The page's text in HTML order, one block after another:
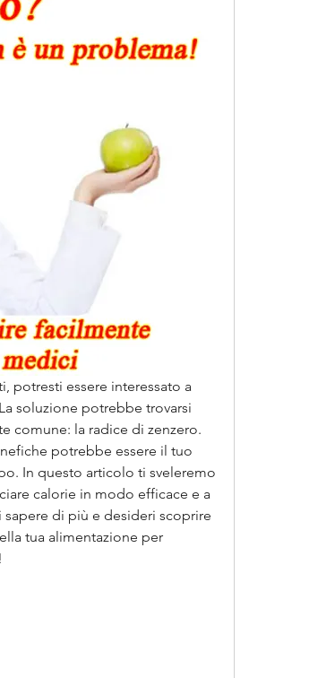
potresti essere interessato a
soluzione potrebbe trovarsi
comune: la radice di zenzero.
potrebbe essere il tuo
In questo articolo ti sveleremo
calorie in modo efficace e a
di più e desideri scoprire
tua alimentazione per